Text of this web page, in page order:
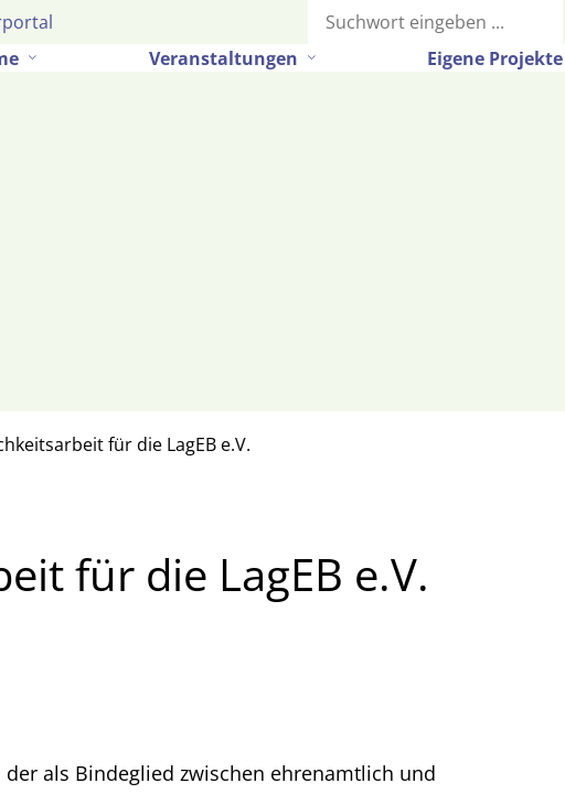
Suche
Veranstaltungen Eigene Projekte
für die LagEB e.V.
für die LagEB e.V.
der als Bindeglied zwischen ehrenamtlich und